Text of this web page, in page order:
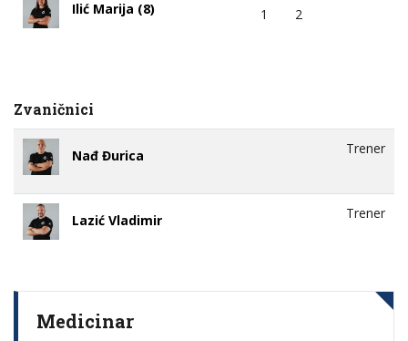
Ilić Marija (8) 1 2
Zvaničnici
Nađ Đurica Trener
Lazić Vladimir Trener
Medicinar